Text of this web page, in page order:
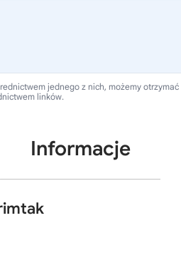
jednego z nich, możemy
linków.
Informacje